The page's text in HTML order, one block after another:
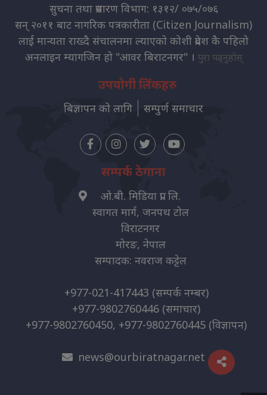
सुचना तथा प्रसारण विभाग: १३१२/ ०७५/०७६
सन् २०११ बाट नागरिक पत्रकारीता (Citizen Journalism)
लाई मान्यता राख्दै संचालनमा ल्याएको कोशी प्रदेश कै पहिलो
अनलाइन म्यागजिन हो "आवर बिराटनगर" । पुरा पढ्नुहोस्
उपयोगी लिंकहरु
बिज्ञापन को लागि सम्पुर्ण समाचार
सम्पर्क ठेगाना
ओ.बी. मिडिया प्रा. लि.
स्वागत मार्ग, जनपथ टोल
विराटनगर
मोरङ, नेपाल
सम्पादक: नवराज कट्टेल
+977-021-417443 (सम्पर्क नम्बर)
+977-9802760446 (समाचार)
+977-9802760450, +977-9802760445 (विज्ञापन)
news@ourbiratnagar.net